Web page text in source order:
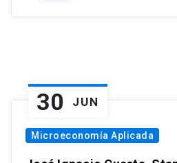
30 JUN
Microeconomía Aplicada